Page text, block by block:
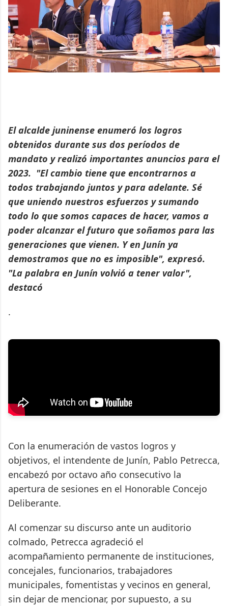
El alcalde juninense enumeró los logros
obtenidos durante sus dos períodos de
mandato y realizó importantes anuncios para el
2023. "El cambio tiene que encontrarnos a
todos trabajando juntos y para adelante. Sé
que uniendo nuestros esfuerzos y sumando
todo lo que somos capaces de hacer, vamos a
poder alcanzar el futuro que soñamos para las
generaciones que vienen. Y en Junín ya
demostramos que no es imposible", expresó.
"La palabra en Junín volvió a tener valor",
destacó
.
Con la enumeración de vastos logros y
objetivos, el intendente de Junín, Pablo Petrecca,
encabezó por octavo año consecutivo la
apertura de sesiones en el Honorable Concejo
Deliberante.
Al comenzar su discurso ante un auditorio
colmado, Petrecca agradeció el
acompañamiento permanente de instituciones,
concejales, funcionarios, trabajadores
municipales, fomentistas y vecinos en general,
sin dejar de mencionar, por supuesto, a su